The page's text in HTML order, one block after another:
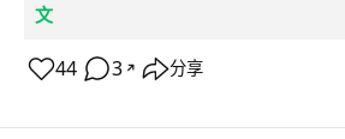
文
44 3 ↗ 分享